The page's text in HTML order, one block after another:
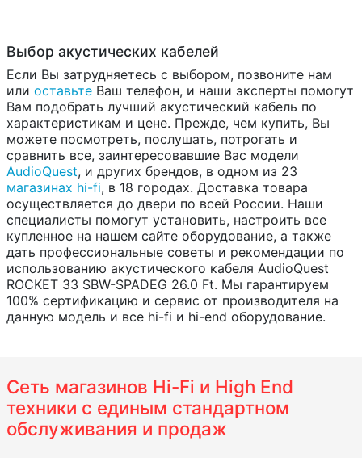
Выбор акустических кабелей
Если Вы затрудняетесь с выбором, позвоните нам
или оставьте Ваш телефон, и наши эксперты помогут
Вам подобрать лучший акустический кабель по
характеристикам и цене. Прежде, чем купить, Вы
можете посмотреть, послушать, потрогать и
сравнить все, заинтересовавшие Вас модели
AudioQuest, и других брендов, в одном из 23
магазинах hi-fi, в 18 городах. Доставка товара
осуществляется до двери по всей России. Наши
специалисты помогут установить, настроить все
купленное на нашем сайте оборудование, а также
дать профессиональные советы и рекомендации по
использованию акустического кабеля AudioQuest
ROCKET 33 SBW-SPADEG 26.0 Ft. Мы гарантируем
100% сертификацию и сервис от производителя на
данную модель и все hi-fi и hi-end оборудование.
Сеть магазинов Hi-Fi и High End
техники с единым стандартном
обслуживания и продаж